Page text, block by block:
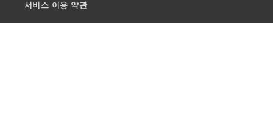
서비스 이용 약관